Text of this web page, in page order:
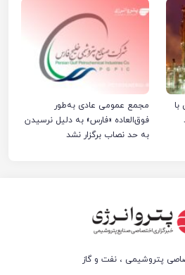
با
مجمع عمومی عادی به‌طور
فوق‌العاده «فارس» به دلیل نرسیدن
به حد نصاب برگزار نشد
پتروشیمی ، نفت و گاز